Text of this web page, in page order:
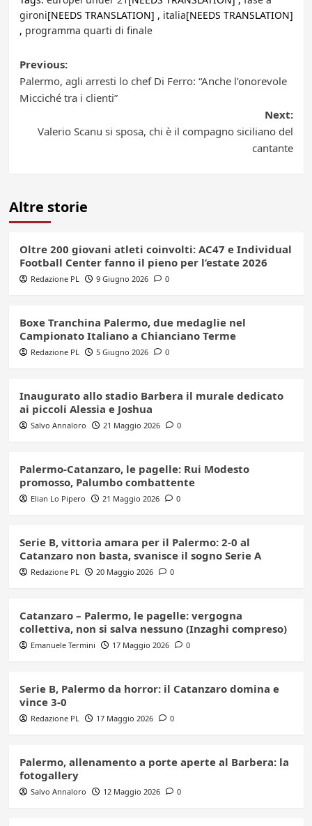
gironi[NEEDS TRANSLATION] , italia[NEEDS TRANSLATION]
, programma quarti di finale
Post
navigation
Previous:
Palermo, agli arresti lo chef Di Ferro: “Anche l’onorevole
Micciché tra i clienti”
Next:
Valerio Scanu si sposa, chi è il compagno siciliano del
cantante
Altre storie
Oltre 200 giovani atleti coinvolti: AC47 e Individual
Football Center fanno il pieno per l’estate 2026
Redazione PL 9 Giugno 2026 0
Boxe Tranchina Palermo, due medaglie nel
Campionato Italiano a Chianciano Terme
Redazione PL 5 Giugno 2026 0
Inaugurato allo stadio Barbera il murale dedicato
ai piccoli Alessia e Joshua
Salvo Annaloro 21 Maggio 2026 0
Palermo-Catanzaro, le pagelle: Rui Modesto
promosso, Palumbo combattente
Elian Lo Pipero 21 Maggio 2026 0
Serie B, vittoria amara per il Palermo: 2-0 al
Catanzaro non basta, svanisce il sogno Serie A
Redazione PL 20 Maggio 2026 0
Catanzaro – Palermo, le pagelle: vergogna
collettiva, non si salva nessuno (Inzaghi compreso)
Emanuele Termini 17 Maggio 2026 0
Serie B, Palermo da horror: il Catanzaro domina e
vince 3-0
Redazione PL 17 Maggio 2026 0
Palermo, allenamento a porte aperte al Barbera: la
fotogallery
Salvo Annaloro 12 Maggio 2026 0